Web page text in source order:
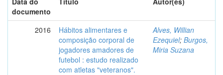
documento
2016
Hábitos alimentares e
composição corporal de
jogadores amadores de
futebol : estudo realizado
com atletas "veteranos".
Alves, Willian
Ezequiel; Burgos,
Miria Suzana